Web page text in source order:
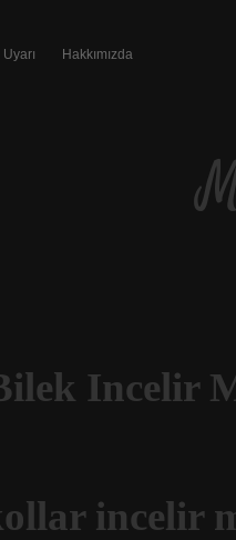
Hakkımızda
Incelir
incelir